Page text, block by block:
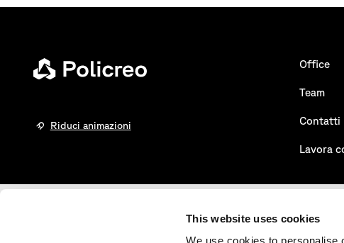
This website uses cookies
Riduci animazioni
Office
Team
Contatti
Lavora